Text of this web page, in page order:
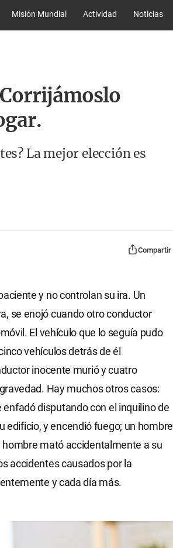
Misión Mundial Actividad Noticias
La mejor elección es
Compartir
y no controlan su ira. Un
se enojó cuando otro conductor
El vehículo que lo seguía pudo
vehículos detrás de él
inocente murió y cuatro
Hay muchos otros casos:
disputando con el inquilino de
edificio, y encendió fuego; un hombre
mató accidentalmente a su
accidentes causados por la
y cada día más.